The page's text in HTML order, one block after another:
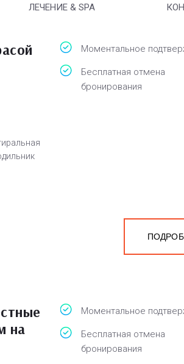
ЛЕЧЕНИЕ & SPA
Моментальное
Бесплатная отмена
бронирования
на
Моментальное
Бесплатная отмена
бронирования